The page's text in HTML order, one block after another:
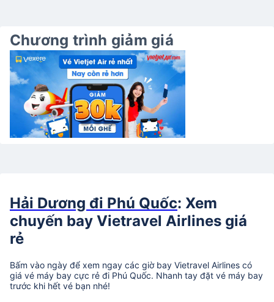
Chương trình giảm giá
Hải Dương đi Phú Quốc: Xem
chuyến bay Vietravel Airlines giá
rẻ
Bấm vào ngày để xem ngay các giờ bay Vietravel Airlines có
giá vé máy bay cực rẻ đi Phú Quốc. Nhanh tay đặt vé máy bay
trước khi hết vé bạn nhé!